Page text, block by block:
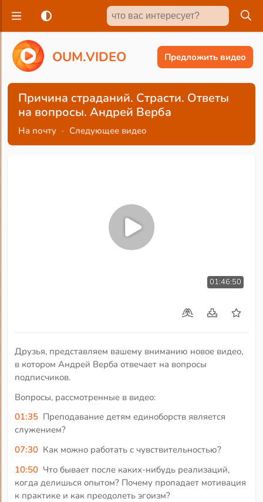
OUM.VIDEO Предложить видео
Причина страданий. Страсти. Ответы
на вопросы. Андрей Верба
На почту · Следующее видео
01:46:50
Друзья, представляем вашему вниманию новое видео,
в котором Андрей Верба отвечает на вопросы
подписчиков.
Вопросы, рассмотренные в видео:
01:35 Преподавание детям единоборств является
служением?
07:30 Как можно работать с чувствительностью?
10:50 Что бывает после каких-нибудь реализаций,
когда делишься опытом? Почему пропадает мотивация
к практике и как преодолеть эгоизм?